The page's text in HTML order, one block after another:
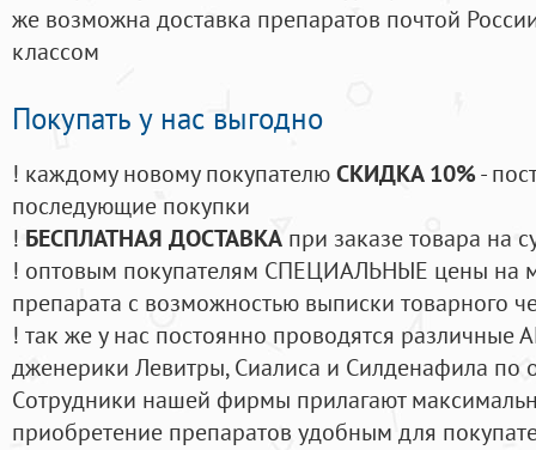
же возможна доставка препаратов почтой
классом
Покупать у нас выгодно
! каждому новому покупателюСКИДКА 10%-
последующие покупки
! БЕСПЛАТНАЯ ДОСТАВКА при заказе товара на
! оптовым покупателям СПЕЦИАЛЬНЫЕ цены на
препарата с возможностью выписки товарного
! так же у нас постоянно проводятся
дженерики Левитры, Сиалиса и Силденафила по
Cотрудники нашей фирмы прилагают
приобретение препаратов удобным для